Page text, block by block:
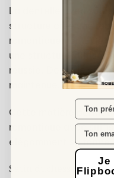
La dentelle avec
structure crée une
romantiquement.
une structure
réussie. Dentelle
maintenue.
Cette matière permet
romantique avec
élégamment sa forme.
Satin duchesse
Name
Je